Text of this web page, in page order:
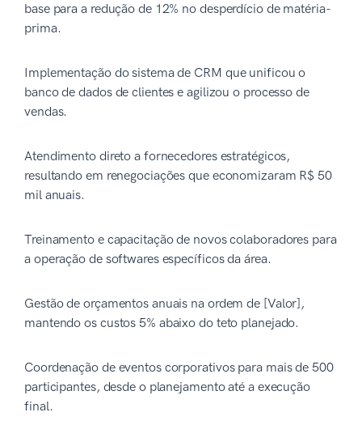
base para a redução de 12% no desperdício de matéria-
prima.
Implementação do sistema de CRM que unificou o
banco de dados de clientes e agilizou o processo de
vendas.
Atendimento direto a fornecedores estratégicos,
resultando em renegociações que economizaram R$ 50
mil anuais.
Treinamento e capacitação de novos colaboradores para
a operação de softwares específicos da área.
Gestão de orçamentos anuais na ordem de [Valor],
mantendo os custos 5% abaixo do teto planejado.
Coordenação de eventos corporativos para mais de 500
participantes, desde o planejamento até a execução
final.